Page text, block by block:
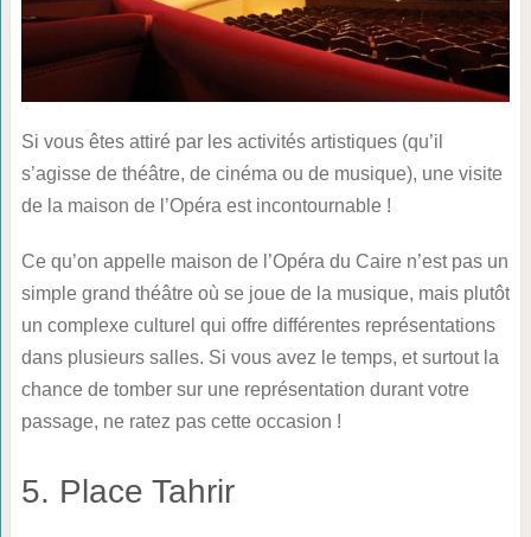
Si vous êtes attiré par les activités artistiques (qu’il
s’agisse de théâtre, de cinéma ou de musique), une visite
de la maison de l’Opéra est incontournable !
Ce qu’on appelle maison de l’Opéra du Caire n’est pas un
simple grand théâtre où se joue de la musique, mais plutôt
un complexe culturel qui offre différentes représentations
dans plusieurs salles. Si vous avez le temps, et surtout la
chance de tomber sur une représentation durant votre
passage, ne ratez pas cette occasion !
5. Place Tahrir